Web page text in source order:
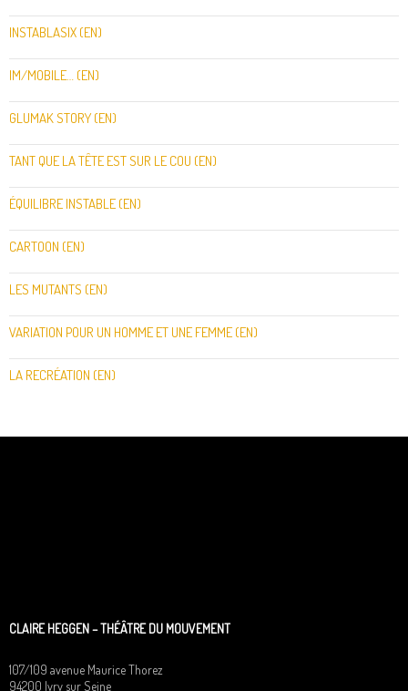
INSTABLASIX (EN)
IM/MOBILE… (EN)
GLUMAK STORY (EN)
TANT QUE LA TÊTE EST SUR LE COU (EN)
ÉQUILIBRE INSTABLE (EN)
CARTOON (EN)
LES MUTANTS (EN)
VARIATION POUR UN HOMME ET UNE FEMME (EN)
LA RECRÉATION (EN)
CLAIRE HEGGEN – THÉÂTRE DU MOUVEMENT
107/109 avenue Maurice Thorez
94200 Ivry sur Seine